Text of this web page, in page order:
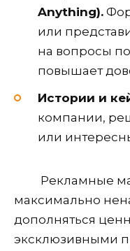
Anything).
или
на вопросы
повышает
Истории и
компании,
или
Рекламные
максимально
дополняться
эксклюзивными